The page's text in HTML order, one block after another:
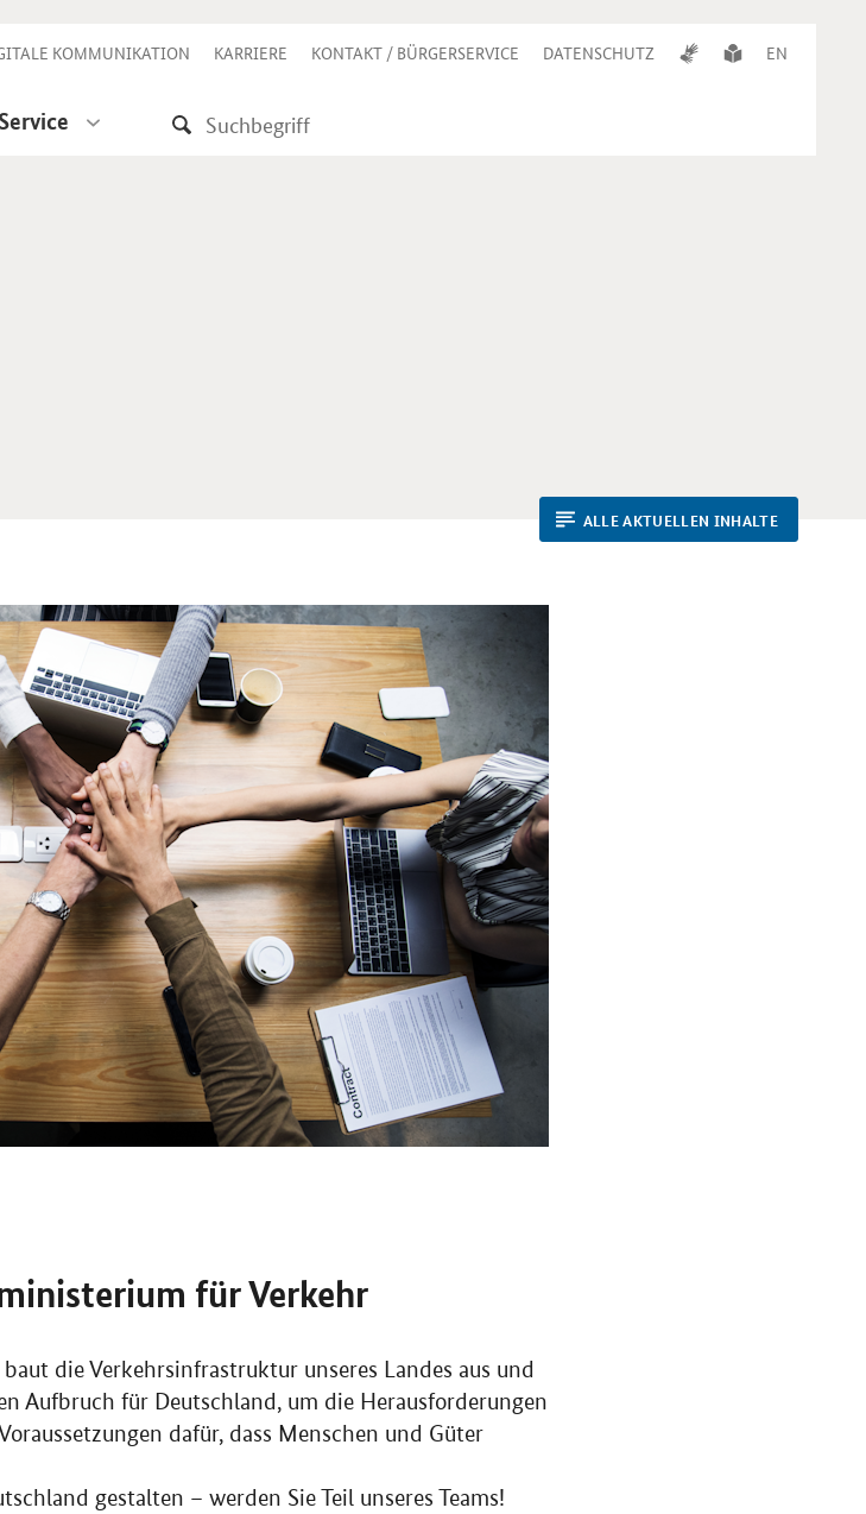
KOMMUNIKATION KARRIERE KONTAKT / BÜRGERSERVICE DATENSCHUTZ EN
Service
ALLE AKTUELLEN INHALTE
für Verkehr
die Verkehrsinfrastruktur unseres Landes aus und
Aufbruch für Deutschland, um die Herausforderungen
dafür, dass Menschen und Güter
gestalten – werden Sie Teil unseres Teams!